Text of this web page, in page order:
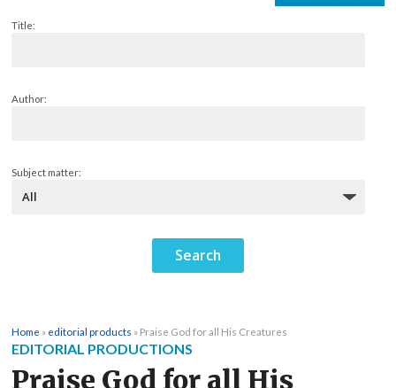
Title:
Author:
Subject matter:
Home » editorial products » Praise God for all His Creatures
EDITORIAL PRODUCTIONS
Praise God for all His